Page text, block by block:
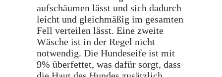
aufschäumen lässt und sich dadurch
leicht und gleichmäßig im gesamten
Fell verteilen lässt. Eine zweite
Wäsche ist in der Regel nicht
notwendig. Die Hundeseife ist mit
9% überfettet, was dafür sorgt, dass